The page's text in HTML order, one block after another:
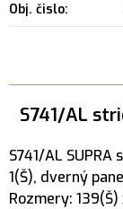
Obj. čislo:
S741/AL
S741/AL
1(Š), dverný
Rozmery: